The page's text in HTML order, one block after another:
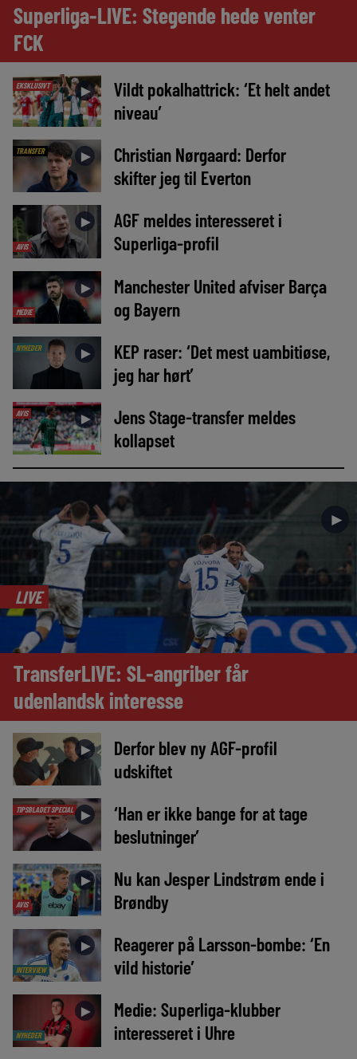
Superliga-LIVE: Stegende hede venter
FCK
EKSKLUSIVT ►
Vildt pokalhattrick: ‘Et helt andet
niveau’
TRANSFER ►
Christian Nørgaard: Derfor
skifter jeg til Everton
AVIS
►
AGF meldes interesseret i
Superliga-profil
MEDIE
►
Manchester United afviser Barça
og Bayern
NYHEDER ►
KEP raser: ‘Det mest uambitiøse,
jeg har hørt’
AVIS ►
Jens Stage-transfer meldes
kollapset
►
LIVE
TransferLIVE: SL-angriber får
udenlandsk interesse
►
Derfor blev ny AGF-profil
udskiftet
TIPSBLADET SPECIAL ►
‘Han er ikke bange for at tage
beslutninger’
AVIS
►
Nu kan Jesper Lindstrøm ende i
Brøndby
INTERVIEW
►
Reagerer på Larsson-bombe: ‘En
vild historie’
NYHEDER
►
Medie: Superliga-klubber
interesseret i Uhre